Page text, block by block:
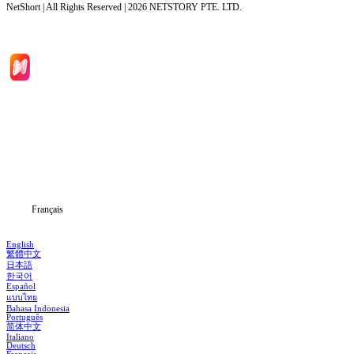
NetShort | All Rights Reserved | 2026 NETSTORY PTE. LTD.
Français
English
繁體中文
日本語
한국어
Español
แบบไทย
Bahasa Indonesia
Português
简体中文
Italiano
Deutsch